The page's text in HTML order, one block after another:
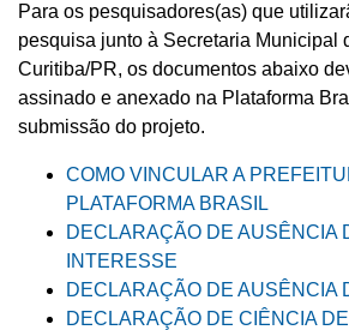
Para os pesquisadores(as) que
pesquisa junto à Secretaria Municipal
Curitiba/PR, os documentos abaixo
assinado e anexado na Plataforma
submissão do projeto.
COMO VINCULAR A
PLATAFORMA BRASIL
DECLARAÇÃO DE AUSÊNCIA
INTERESSE
DECLARAÇÃO DE AUSÊNCIA
DECLARAÇÃO DE CIÊNCIA